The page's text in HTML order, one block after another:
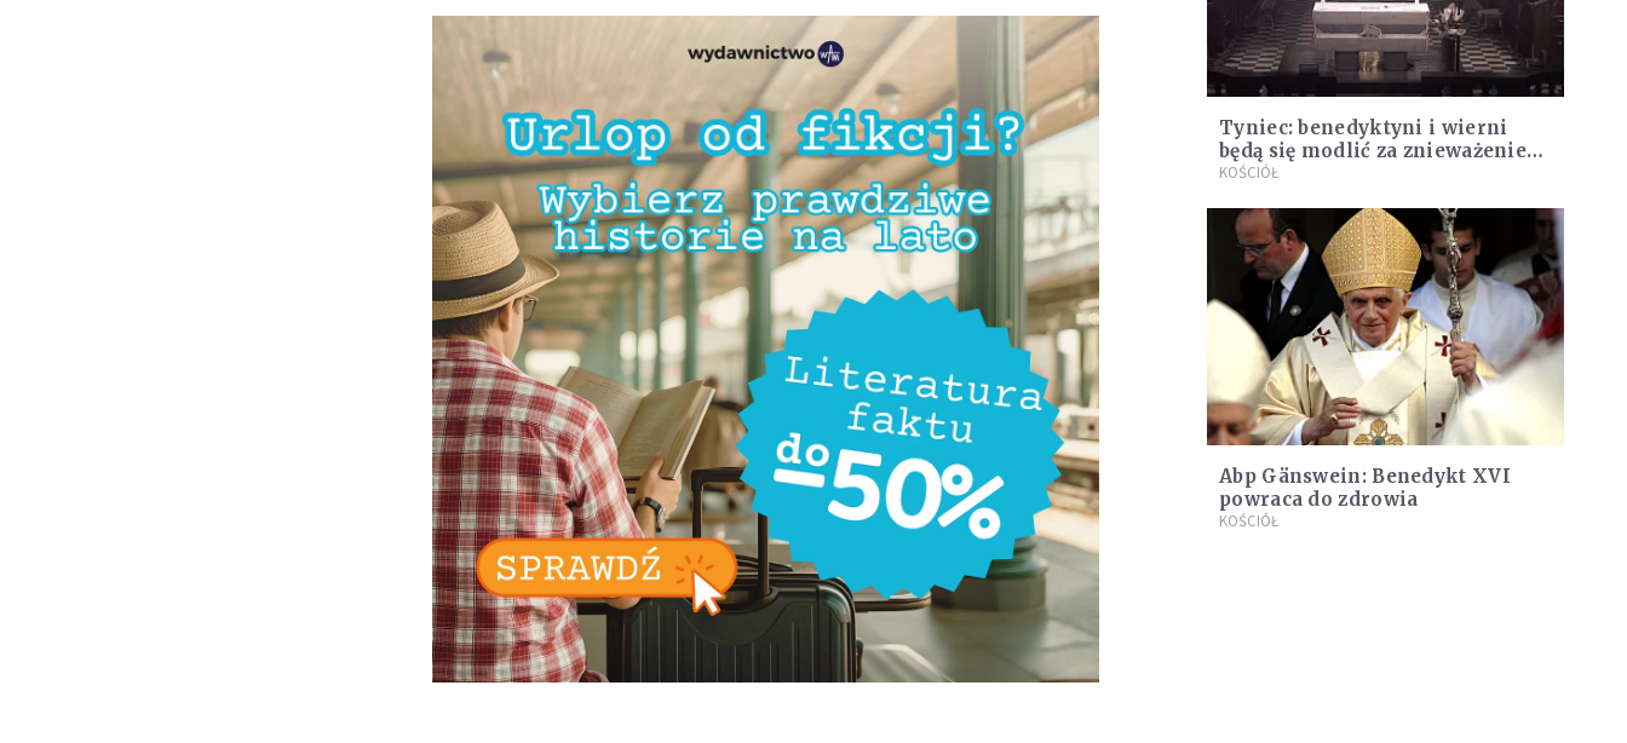
Tyniec: benedyktyni i wierni
będą się modlić za znieważenie
ołtarza
KOŚCIÓŁ
Abp Gänswein: Benedykt XVI
powraca do zdrowia
KOŚCIÓŁ